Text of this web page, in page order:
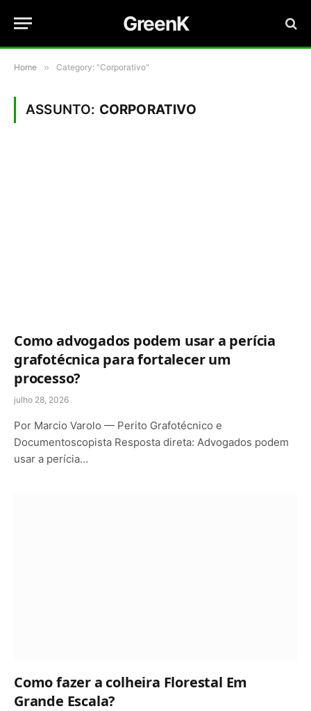
GreenK
Home » Category: "Corporativo"
ASSUNTO: CORPORATIVO
Como advogados podem usar a perícia
grafotécnica para fortalecer um
processo?
julho 28, 2026
Por Marcio Varolo — Perito Grafotécnico e
Documentoscopista Resposta direta: Advogados podem
usar a perícia…
Como fazer a colheira Florestal Em
Grande Escala?